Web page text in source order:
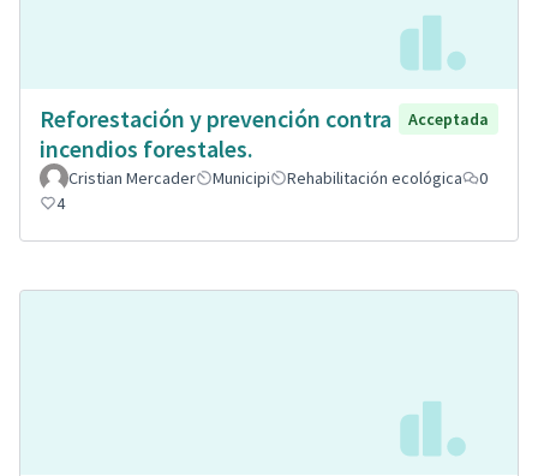
Reforestación y prevención contra
incendios forestales.
Acceptada
Cristian Mercader Municipi Rehabilitación ecológica
0
4